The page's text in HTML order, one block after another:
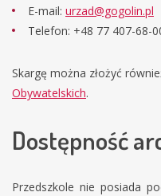
E-mail: urzad@gogolin.pl
Telefon: +48 77 407-68-
Skargę można złożyć
Obywatelskich.
Dostępność
Przedszkole nie posiada